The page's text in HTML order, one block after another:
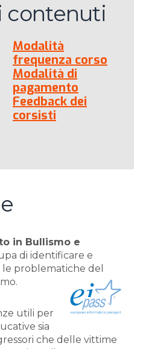
contenuti
Modalità
frequenza corso
Modalità di
pagamento
Feedback dei
corsisti
in Bullismo e
di identificare e
problematiche del
utili per
sia
che delle vittime